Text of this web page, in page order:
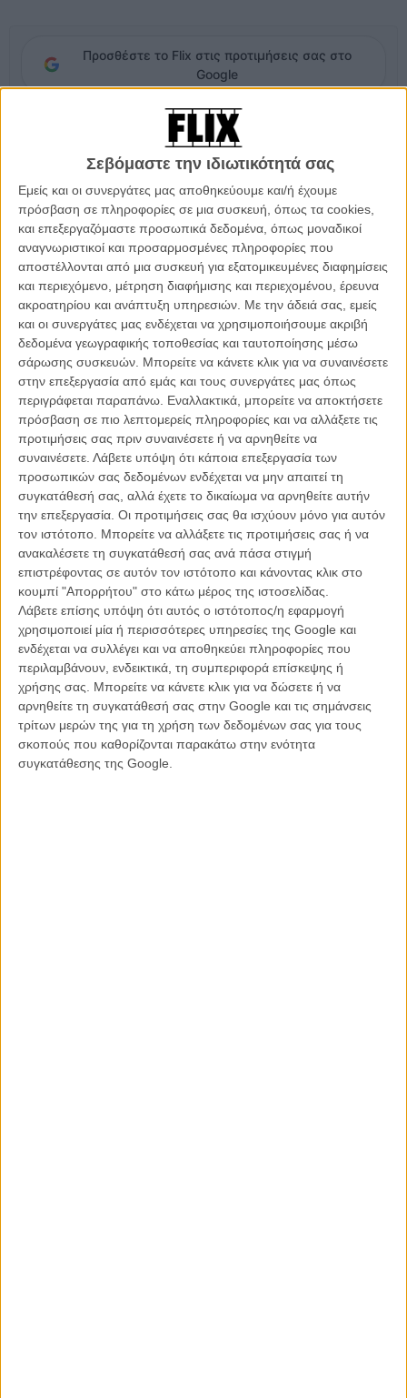
Σεβόμαστε την ιδιωτικότητά σας
Εμείς και οι συνεργάτες μας αποθηκεύουμε και/ή έχουμε
πρόσβαση σε πληροφορίες σε μια συσκευή, όπως τα cookies,
και επεξεργαζόμαστε προσωπικά δεδομένα, όπως μοναδικοί
αναγνωριστικοί και προσαρμοσμένες πληροφορίες που
αποστέλλονται από μια συσκευή για εξατομικευμένες διαφημίσεις
και περιεχόμενο, μέτρηση διαφήμισης και περιεχομένου, έρευνα
ακροατηρίου και ανάπτυξη υπηρεσιών. Με την άδειά σας, εμείς
και οι συνεργάτες μας ενδέχεται να χρησιμοποιήσουμε ακριβή
δεδομένα γεωγραφικής τοποθεσίας και ταυτοποίησης μέσω
σάρωσης συσκευών. Μπορείτε να κάνετε κλικ για να συναινέσετε
στην επεξεργασία από εμάς και τους συνεργάτες μας όπως
περιγράφεται παραπάνω. Εναλλακτικά, μπορείτε να αποκτήσετε
πρόσβαση σε πιο λεπτομερείς πληροφορίες και να αλλάξετε τις
προτιμήσεις σας πριν συναινέσετε ή να αρνηθείτε να
συναινέσετε. Λάβετε υπόψη ότι κάποια επεξεργασία των
προσωπικών σας δεδομένων ενδέχεται να μην απαιτεί τη
συγκατάθεσή σας, αλλά έχετε το δικαίωμα να αρνηθείτε αυτήν
την επεξεργασία. Οι προτιμήσεις σας θα ισχύουν μόνο για αυτόν
τον ιστότοπο. Μπορείτε να αλλάξετε τις προτιμήσεις σας ή να
ανακαλέσετε τη συγκατάθεσή σας ανά πάσα στιγμή
επιστρέφοντας σε αυτόν τον ιστότοπο και κάνοντας κλικ στο
κουμπί "Απορρήτου" στο κάτω μέρος της ιστοσελίδας.
Λάβετε επίσης υπόψη ότι αυτός ο ιστότοπος/η εφαρμογή
χρησιμοποιεί μία ή περισσότερες υπηρεσίες της Google και
ενδέχεται να συλλέγει και να αποθηκεύει πληροφορίες που
περιλαμβάνουν, ενδεικτικά, τη συμπεριφορά επίσκεψης ή
χρήσης σας. Μπορείτε να κάνετε κλικ για να δώσετε ή να
αρνηθείτε τη συγκατάθεσή σας στην Google και τις σημάνσεις
τρίτων μερών της για τη χρήση των δεδομένων σας για τους
σκοπούς που καθορίζονται παρακάτω στην ενότητα
συγκατάθεσης της Google.
Προσθέστε το Flix στις προτιμήσεις σας στο
Google
Ο Μπεν είναι ένας φιλόδοξος και πολύ ικανός νέος δικηγόρος,
έτοιμος να κάνει το επόμενο μεγάλο βήμα στην καριέρα του.
Αποφασισμένος να γίνει συνέταιρος στη δικηγορική εταιρεία όπου
εργάζεται, πατάει επί πτωμάτων προκειμένου να κερδίσει κάποιες
υποθέσεις. Οταν του ανατίθεται μια υπόθεση εναντίον του
προέδρου μιας πανίσχυρης φαρμακοβιομηχανίας, θεωρεί ότι είναι η
ευκαιρία του να ξεχωρίσει και πιστεύει ότι τίποτα δεν μπορεί να πάει
στραβά. Ομως εμφανίζεται στη ζωή του η μυστηριώδης Εμιλι, η
πρώην κοπέλα του από το κολέγιο και τελείως αναπάντεχα τα
πράγματα θα πάρουν πολύ δυσάρεστη τροπή. Ο Μπεν σύντομα θα
βρεθεί μπλεγμένος σε μια υπόθεση εκβιασμού, δολιοφθοράς και
δωροδοκίας.
Ενας φιλόδοξος ανερχόμενος δικηγόρος, μια σύζυγος σε κατάθλιψη
λόγω μιας πρόσφατης αποβολής, μια σέξι πρώην που επιστρέφει
με μυστηριώδη ατζέντα, μια θανάσιμη κόντρα ανάμεσα σε έναν
αδίστακτο φαρμακοβιομήχανο και τον επικεφαλής μιας μεγάλης
νομικής φίρμας, και –γιατί όχι;– ένας αινιγματικός, ετοιμοθάνατος
Κορεάτης εκτελεστής.
Το «Παιχνίδι Χωρίς Κανόνες» καλύπτει με ευκολία που σε κάνει να
κουνάς το κεφάλι σου με απορία την απόσταση ανάμεσα στο
απολύτως προβλέψιμο και στο σκανδαλωδώς ασυνάρτητο – κι
αυτό δεν είναι ακριβώς για καλό. Φέρνοντας στο μυαλό δεκάδες πιο
ενδιαφέροντα θρίλερ της δεκαετίας του ’80 και ’90, κι ακόμα
περισσότερες ασήμαντες απομιμήσεις τους που δικαίως χάθηκαν
στα ράφια των βιντεοκλάμπ, το σκηνοθετικό ντεμπούτο του Σιντάρο
Σιμοσάουα, παραγωγού ταινιών τρόμου όπως η αμερικανική
«Κατάρα» και τηλεοπτικών σειρών όπως το «The Following»,
πασχίζει μάταια να κρατήσει το ενδιαφέρον συσσωρεύοντας τη μια
ανατροπή μετά την άλλη, ξεχνώντας όμως να μας πείσει ότι όλο
αυτό το συνονθύλευμα έχει πραγματικά κάποιο νόημα.
Απαγωγές, προδοσίες, εκβιασμοί, απιστίες, φόνοι και συνομωσίες